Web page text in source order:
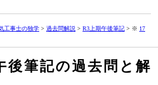
工事士の独学 > 過去問解説 > R3上期午後筆記 > ※ 17
後筆記の過去問と解